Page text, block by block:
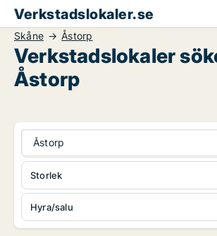
Verkstadslokaler.se
Skåne Åstorp
Verkstadslokaler
Åstorp
Åstorp
Hyra/salu
Storlek